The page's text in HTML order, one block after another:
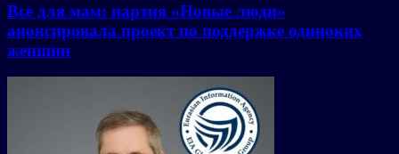
Все для мам: партия «Новые люди»
анонсировала проект по поддержке одиноких
женщин